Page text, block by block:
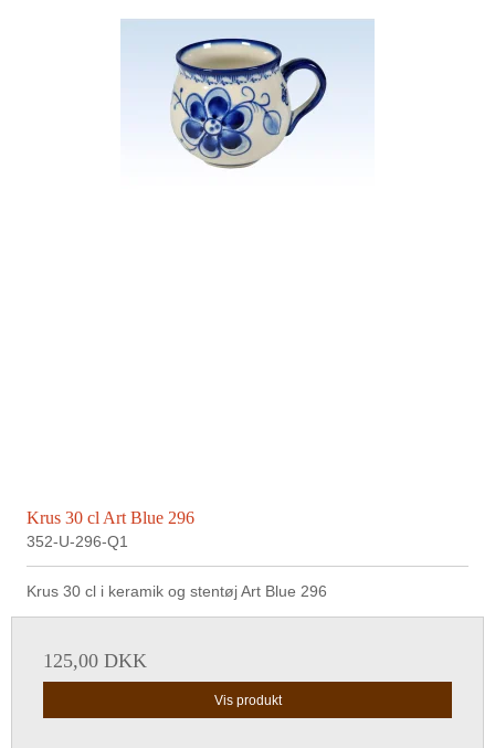
Krus 30 cl Art Blue 296
352-U-296-Q1
Krus 30 cl i keramik og stentøj Art Blue 296
125,00 DKK
Vis produkt